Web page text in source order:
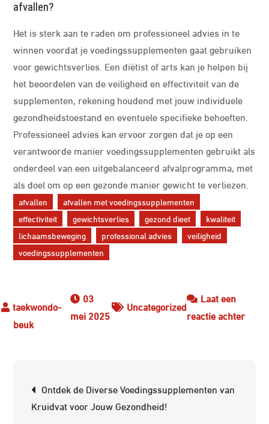
afvallen?
Het is sterk aan te raden om professioneel advies in te
winnen voordat je voedingssupplementen gaat gebruiken
voor gewichtsverlies. Een diëtist of arts kan je helpen bij
het beoordelen van de veiligheid en effectiviteit van de
supplementen, rekening houdend met jouw individuele
gezondheidstoestand en eventuele specifieke behoeften.
Professioneel advies kan ervoor zorgen dat je op een
verantwoorde manier voedingssupplementen gebruikt als
onderdeel van een uitgebalanceerd afvalprogramma, met
als doel om op een gezonde manier gewicht te verliezen.
afvallen
afvallen met voedingssupplementen
effectiviteit
gewichtsverlies gezond dieet
kwaliteit
lichaamsbeweging
professional advies
veiligheid
voedingssupplementen
03
mei 2025
Uncategorized
Laat een
reactie achterop
Ontdek de Diverse Voedingssupplementen van
Kruidvat voor Jouw Gezondheid!